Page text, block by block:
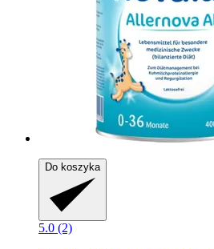
Do koszyka
5.0 (2)